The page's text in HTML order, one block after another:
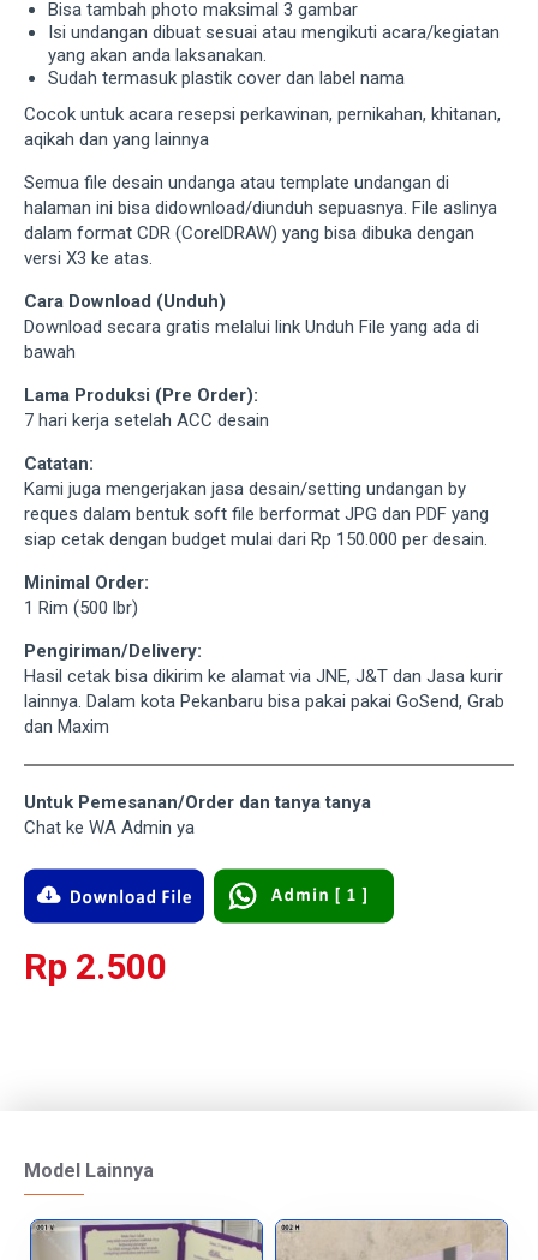
Bisa tambah photo maksimal 3 gambar
Isi undangan dibuat sesuai atau mengikuti acara/kegiatan
yang akan anda laksanakan.
Sudah termasuk plastik cover dan label nama
Cocok untuk acara resepsi perkawinan, pernikahan, khitanan,
aqikah dan yang lainnya
Semua file desain undanga atau template undangan di
halaman ini bisa didownload/diunduh sepuasnya. File aslinya
dalam format CDR (CorelDRAW) yang bisa dibuka dengan
versi X3 ke atas.
Cara Download (Unduh)
Download secara gratis melalui link Unduh File yang ada di
bawah
Lama Produksi (Pre Order):
7 hari kerja setelah ACC desain
Catatan:
Kami juga mengerjakan jasa desain/setting undangan by
reques dalam bentuk soft file berformat JPG dan PDF yang
siap cetak dengan budget mulai dari Rp 150.000 per desain.
Minimal Order:
1 Rim (500 lbr)
Pengiriman/Delivery:
Hasil cetak bisa dikirim ke alamat via JNE, J&T dan Jasa kurir
lainnya. Dalam kota Pekanbaru bisa pakai pakai GoSend, Grab
dan Maxim
Untuk Pemesanan/Order dan tanya tanya
Chat ke WA Admin ya
Rp 2.500
Model Lainnya